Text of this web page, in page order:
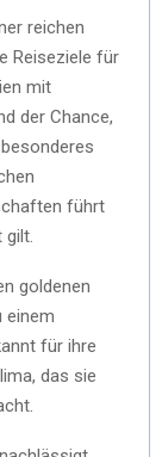
reichen
Reiseziele für
mit
der Chance,
führt
goldenen
einem
für ihre
das sie